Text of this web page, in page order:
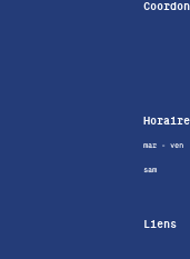
mar - ven
sam
Liens